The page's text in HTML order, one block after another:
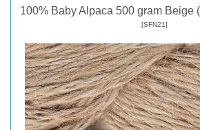
100% Baby Alpaca 500 gram Beige
[SFN21]